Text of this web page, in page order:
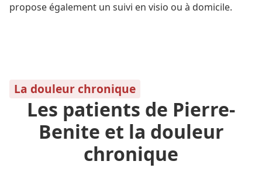
propose également un suivi en visio ou à domicile.
La douleur chronique
Les patients de Pierre-
Benite et la douleur
chronique